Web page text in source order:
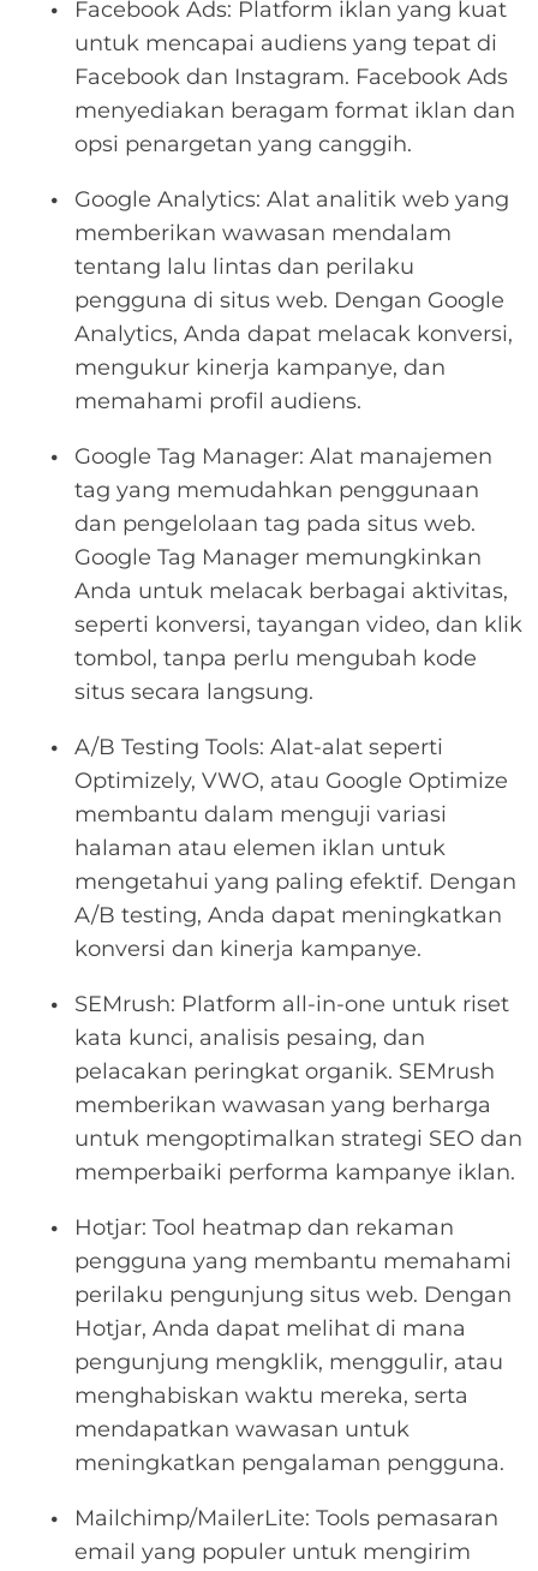
Facebook Ads: Platform iklan yang kuat
untuk mencapai audiens yang tepat di
Facebook dan Instagram. Facebook Ads
menyediakan beragam format iklan dan
opsi penargetan yang canggih.
Google Analytics: Alat analitik web yang
memberikan wawasan mendalam
tentang lalu lintas dan perilaku
pengguna di situs web. Dengan Google
Analytics, Anda dapat melacak konversi,
mengukur kinerja kampanye, dan
memahami profil audiens.
Google Tag Manager: Alat manajemen
tag yang memudahkan penggunaan
dan pengelolaan tag pada situs web.
Google Tag Manager memungkinkan
Anda untuk melacak berbagai aktivitas,
seperti konversi, tayangan video, dan klik
tombol, tanpa perlu mengubah kode
situs secara langsung.
A/B Testing Tools: Alat-alat seperti
Optimizely, VWO, atau Google Optimize
membantu dalam menguji variasi
halaman atau elemen iklan untuk
mengetahui yang paling efektif. Dengan
A/B testing, Anda dapat meningkatkan
konversi dan kinerja kampanye.
SEMrush: Platform all-in-one untuk riset
kata kunci, analisis pesaing, dan
pelacakan peringkat organik. SEMrush
memberikan wawasan yang berharga
untuk mengoptimalkan strategi SEO dan
memperbaiki performa kampanye iklan.
Hotjar: Tool heatmap dan rekaman
pengguna yang membantu memahami
perilaku pengunjung situs web. Dengan
Hotjar, Anda dapat melihat di mana
pengunjung mengklik, menggulir, atau
menghabiskan waktu mereka, serta
mendapatkan wawasan untuk
meningkatkan pengalaman pengguna.
Mailchimp/MailerLite: Tools pemasaran
email yang populer untuk mengirim